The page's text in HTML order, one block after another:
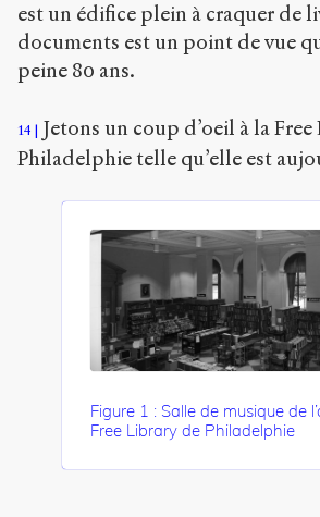
est un édifice plein à craquer de
documents est un point de vue
peine 80 ans.
14
Jetons un coup d’oeil à la
Philadelphie telle qu’elle est
Figure 1 : Salle de musique de
Free Library de Philadelphie